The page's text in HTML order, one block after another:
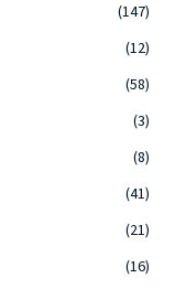
(147)
(12)
(58)
(3)
(8)
(41)
(21)
(16)